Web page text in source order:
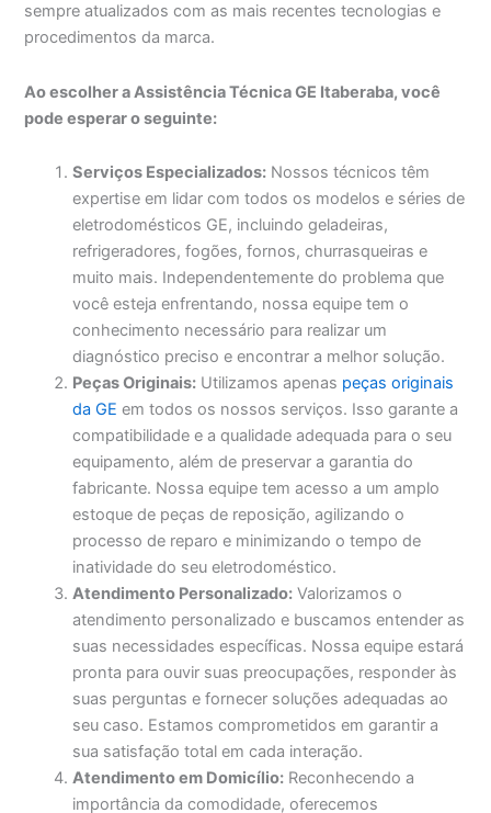
sempre atualizados com as mais recentes tecnologias e
procedimentos da marca.
Ao escolher a Assistência Técnica GE Itaberaba, você
pode esperar o seguinte:
Serviços Especializados: Nossos técnicos têm
expertise em lidar com todos os modelos e séries de
eletrodomésticos GE, incluindo geladeiras,
refrigeradores, fogões, fornos, churrasqueiras e
muito mais. Independentemente do problema que
você esteja enfrentando, nossa equipe tem o
conhecimento necessário para realizar um
diagnóstico preciso e encontrar a melhor solução.
Peças Originais: Utilizamos apenas peças originais
da GE em todos os nossos serviços. Isso garante a
compatibilidade e a qualidade adequada para o seu
equipamento, além de preservar a garantia do
fabricante. Nossa equipe tem acesso a um amplo
estoque de peças de reposição, agilizando o
processo de reparo e minimizando o tempo de
inatividade do seu eletrodoméstico.
Atendimento Personalizado: Valorizamos o
atendimento personalizado e buscamos entender as
suas necessidades específicas. Nossa equipe estará
pronta para ouvir suas preocupações, responder às
suas perguntas e fornecer soluções adequadas ao
seu caso. Estamos comprometidos em garantir a
sua satisfação total em cada interação.
Atendimento em Domicílio: Reconhecendo a
importância da comodidade, oferecemos